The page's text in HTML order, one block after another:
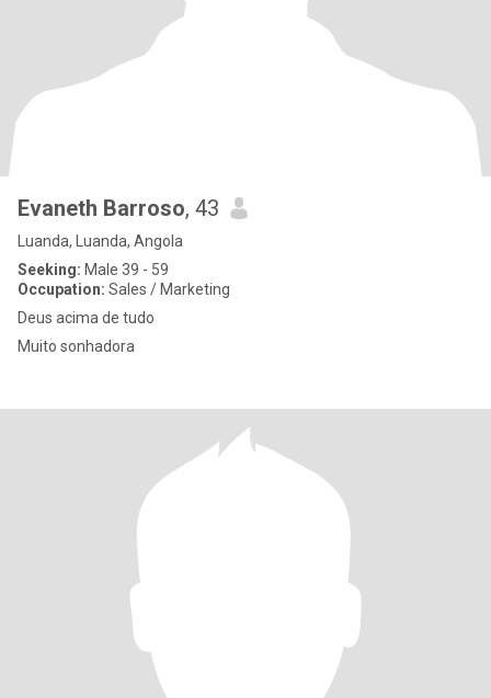
Evaneth Barroso, 43
Luanda, Luanda, Angola
Seeking: Male 39 - 59
Occupation: Sales / Marketing
Deus acima de tudo
Muito sonhadora